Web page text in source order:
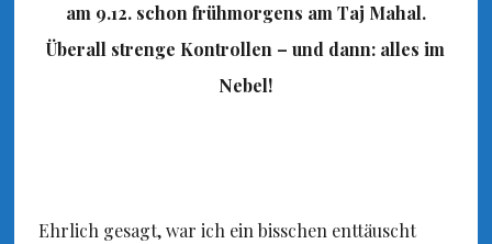
am 9.12. schon frühmorgens am Taj Mahal.
Überall strenge Kontrollen – und dann: alles im
Nebel!
Ehrlich gesagt, war ich ein bisschen enttäuscht